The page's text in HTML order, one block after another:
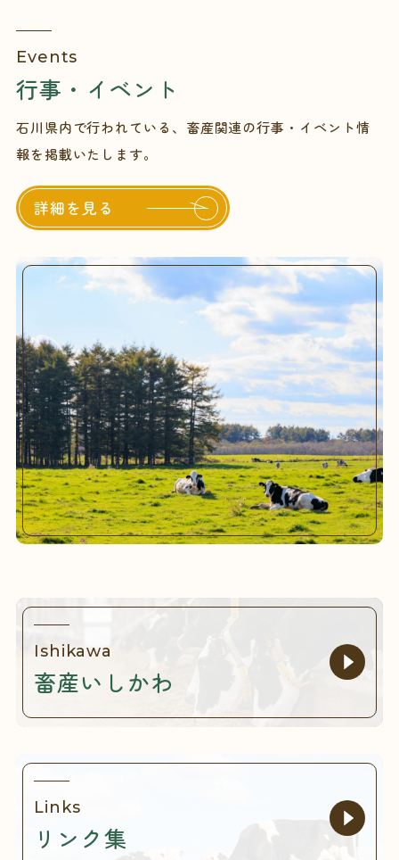
Events
行事・イベント
石川県内で行われている、畜産関連の行事・イベント情
報を掲載いたします。
詳細を見る
Ishikawa
畜産いしかわ
Links
リンク集